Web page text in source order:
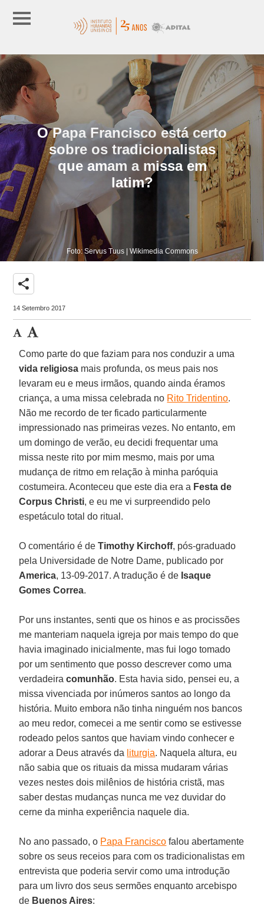
O Papa Francisco está certo
sobre os tradicionalistas
que amam a missa em
latim?
Foto: Servus Tuus | Wikimedia Commons
share
14 Setembro 2017
Como parte do que faziam para nos conduzir a uma
vida religiosa mais profunda, os meus pais nos
levaram eu e meus irmãos, quando ainda éramos
criança, a uma missa celebrada no Rito Tridentino.
Não me recordo de ter ficado particularmente
impressionado nas primeiras vezes. No entanto, em
um domingo de verão, eu decidi frequentar uma
missa neste rito por mim mesmo, mais por uma
mudança de ritmo em relação à minha paróquia
costumeira. Aconteceu que este dia era a Festa de
Corpus Christi, e eu me vi surpreendido pelo
espetáculo total do ritual.
O comentário é de Timothy Kirchoff, pós-graduado
pela Universidade de Notre Dame, publicado por
America, 13-09-2017. A tradução é de Isaque
Gomes Correa.
Por uns instantes, senti que os hinos e as procissões
me manteriam naquela igreja por mais tempo do que
havia imaginado inicialmente, mas fui logo tomado
por um sentimento que posso descrever como uma
verdadeiracomunhão. Esta havia sido, pensei eu, a
missa vivenciada por inúmeros santos ao longo da
história. Muito embora não tinha ninguém nos bancos
ao meu redor, comecei a me sentir como se estivesse
rodeado pelos santos que haviam vindo conhecer e
adorar a Deus através da liturgia. Naquela altura, eu
não sabia que os rituais da missa mudaram várias
vezes nestes dois milênios de história cristã, mas
saber destas mudanças nunca me vez duvidar do
cerne da minha experiência naquele dia.
No ano passado, o Papa Francisco falou abertamente
sobre os seus receios para com os tradicionalistas em
entrevista que poderia servir como uma introdução
para um livro dos seus sermões enquanto arcebispo
de Buenos Aires: